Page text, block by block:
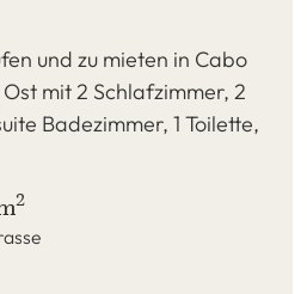
und zu mieten in Cabo
mit 2 Schlafzimmer, 2
Badezimmer, 1 Toilette,
2